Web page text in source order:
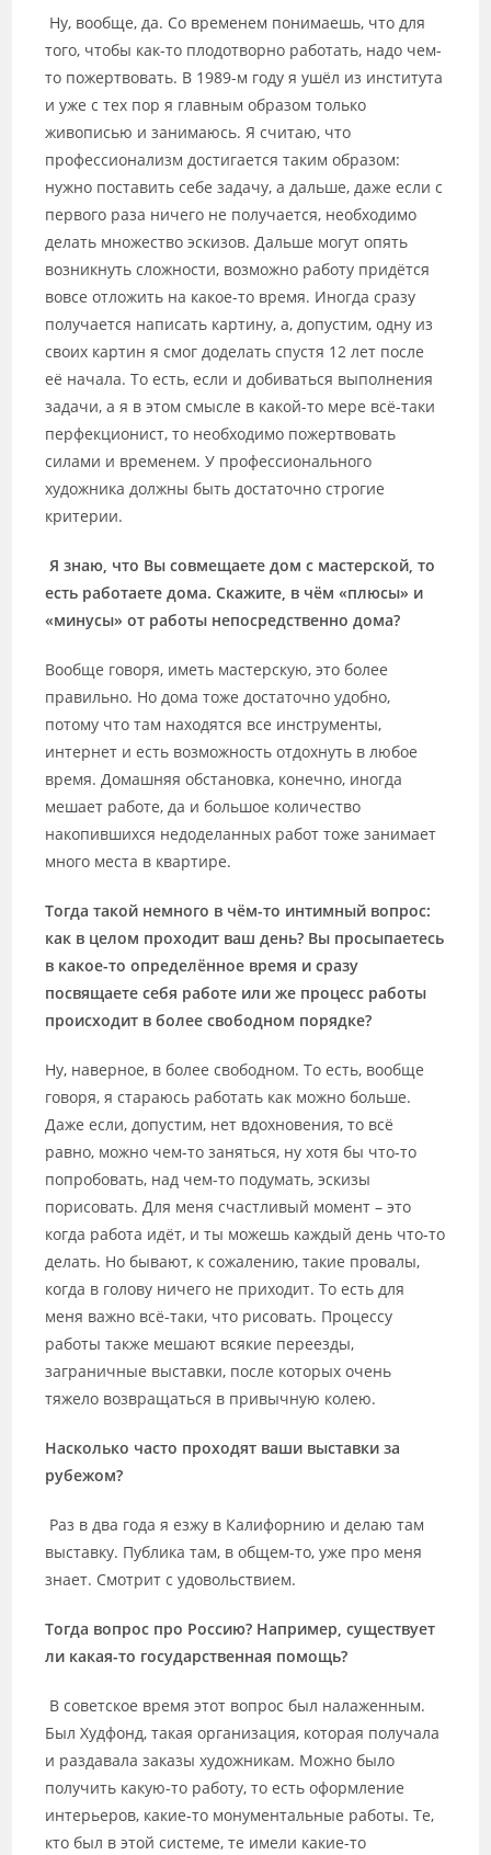
Ну, вообще, да. Со временем понимаешь, что для
того, чтобы как-то плодотворно работать, надо чем-
то пожертвовать. В 1989-м году я ушёл из института
и уже с тех пор я главным образом только
живописью и занимаюсь. Я считаю, что
профессионализм достигается таким образом:
нужно поставить себе задачу, а дальше, даже если с
первого раза ничего не получается, необходимо
делать множество эскизов. Дальше могут опять
возникнуть сложности, возможно работу придётся
вовсе отложить на какое-то время. Иногда сразу
получается написать картину, а, допустим, одну из
своих картин я смог доделать спустя 12 лет после
её начала. То есть, если и добиваться выполнения
задачи, а я в этом смысле в какой-то мере всё-таки
перфекционист, то необходимо пожертвовать
силами и временем. У профессионального
художника должны быть достаточно строгие
критерии.
Я знаю, что Вы совмещаете дом с мастерской, то
есть работаете дома. Скажите, в чём «плюсы» и
«минусы» от работы непосредственно дома?
Вообще говоря, иметь мастерскую, это более
правильно. Но дома тоже достаточно удобно,
потому что там находятся все инструменты,
интернет и есть возможность отдохнуть в любое
время. Домашняя обстановка, конечно, иногда
мешает работе, да и большое количество
накопившихся недоделанных работ тоже занимает
много места в квартире.
Тогда такой немного в чём-то интимный вопрос:
как в целом проходит ваш день? Вы просыпаетесь
в какое-то определённое время и сразу
посвящаете себя работе или же процесс работы
происходит в более свободном порядке?
Ну, наверное, в более свободном. То есть, вообще
говоря, я стараюсь работать как можно больше.
Даже если, допустим, нет вдохновения, то всё
равно, можно чем-то заняться, ну хотя бы что-то
попробовать, над чем-то подумать, эскизы
порисовать. Для меня счастливый момент – это
когда работа идёт, и ты можешь каждый день что-то
делать. Но бывают, к сожалению, такие провалы,
когда в голову ничего не приходит. То есть для
меня важно всё-таки, что рисовать. Процессу
работы также мешают всякие переезды,
заграничные выставки, после которых очень
тяжело возвращаться в привычную колею.
Насколько часто проходят ваши выставки за
рубежом?
Раз в два года я езжу в Калифорнию и делаю там
выставку. Публика там, в общем-то, уже про меня
знает. Смотрит с удовольствием.
Тогда вопрос про Россию? Например, существует
ли какая-то государственная помощь?
В советское время этот вопрос был налаженным.
Был Худфонд, такая организация, которая получала
и раздавала заказы художникам. Можно было
получить какую-то работу, то есть оформление
интерьеров, какие-то монументальные работы. Те,
кто был в этой системе, те имели какие-то